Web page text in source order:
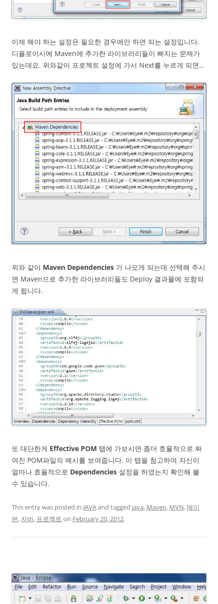
이제 해야 하는 설정은 필요한 경우에만 하면 되는 설정입니다.
디플로이시에 Maven에 추가한 라이브러리들이 빠지는 문제가
있는데요. 위와같이 프로젝트 설정에 가서 Next를 누르게 되면…
위와 같이 Maven Dependencies 가 나오게 되는데 선택해 주시
면 Maven으로 추가한 라이브러리들도 Deploy 결과물에 포함되
게 됩니다.
또 대단한게 Effective POM 탭에 가보시면 좀더 효율적으로 짜
여진 POM파일의 예시를 보여줍니다. 이 탭을 참고하여 자신이
얼마나 효율적으로 Dependencies 설정을 하였는지 확인해 볼
수 있습니다.
This entry was posted in JAVAand tagged java, Maven, MVN,메이
븐, 자바, 프로젝트 on February 20, 2012.